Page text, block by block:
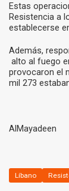
Estas
Resistencia a
establecerse
Además,
alto al fuego
provocaron el
mil 273
AlMayadeen
Líbano